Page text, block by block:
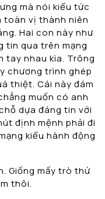
mà nói kiểu tức
toàn vị thành niên
Hai con này như
tin qua trên mạng
tay nhau kìa. Trông
chương trình ghép
thiệt. Cái này đám
muốn có anh
dựa đáng tin với
định mệnh phải đi
kiểu hành động
Giống mấy trò thử
thôi.